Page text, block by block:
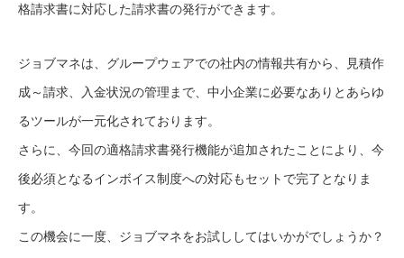
格請求書に対応した請求書の発行ができます。
ジョブマネは、グループウェアでの社内の情報共有から、見積作
成～請求、入金状況の管理まで、中小企業に必要なありとあらゆ
るツールが一元化されております。
さらに、今回の適格請求書発行機能が追加されたことにより、今
後必須となるインボイス制度への対応もセットで完了となりま
す。
この機会に一度、ジョブマネをお試ししてはいかがでしょうか？